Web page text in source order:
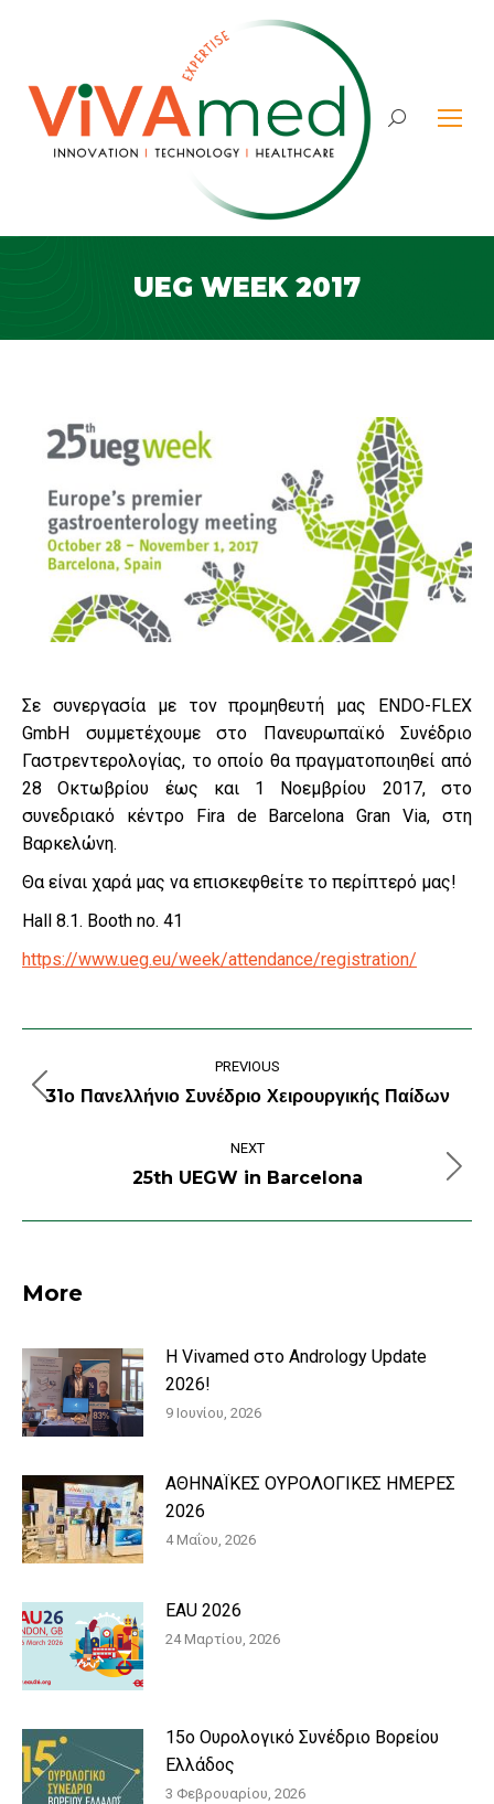
Search:
UEG WEEK 2017
Σε συνεργασία με τον προμηθευτή μας ENDO-FLEX
GmbH συμμετέχουμε στο Πανευρωπαϊκό Συνέδριο
Γαστρεντερολογίας, το οποίο θα πραγματοποιηθεί από
28 Οκτωβρίου έως και 1 Νοεμβρίου 2017, στο
συνεδριακό κέντρο Fira de Barcelona Gran Via, στη
Βαρκελώνη.
Θα είναι χαρά μας να επισκεφθείτε το περίπτερό μας!
Hall 8.1. Booth no. 41
https://www.ueg.eu/week/attendance/registration/
navigation
PREVIOUS
Previous
31ο Πανελλήνιο Συνέδριο Χειρουργικής Παίδων
NEXT
Next
25th UEGW in Barcelona
More
Η Vivamed στο Andrology Update
2026!
9 Ιουνίου, 2026
ΑΘΗΝΑΪΚΕΣ ΟΥΡΟΛΟΓΙΚΕΣ ΗΜΕΡΕΣ
2026
4 Μαΐου, 2026
EAU 2026
24 Μαρτίου, 2026
15o Ουρολογικό Συνέδριο Βορείου
Ελλάδος
3 Φεβρουαρίου, 2026